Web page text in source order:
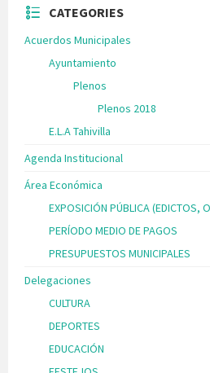
CATEGORIES
Acuerdos Municipales
Ayuntamiento
Plenos
Plenos 2018
E.L.A Tahivilla
Agenda Institucional
Área Económica
EXPOSICIÓN PÚBLICA (EDICTOS,
PERÍODO MEDIO DE PAGOS
PRESUPUESTOS MUNICIPALES
Delegaciones
CULTURA
DEPORTES
EDUCACIÓN